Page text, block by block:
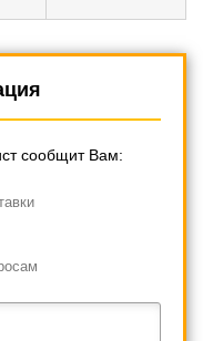
сообщит Вам: